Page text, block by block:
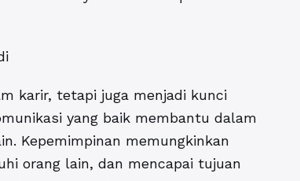
karir, tetapi juga menjadi kunci
yang baik membantu dalam
Kepemimpinan memungkinkan
orang lain, dan mencapai tujuan